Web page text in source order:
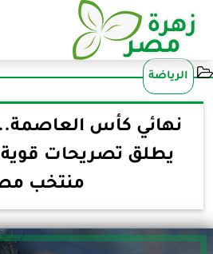
الرياضة
نهائي كأس العاصمة..
يطلق تصريحات
منتخب